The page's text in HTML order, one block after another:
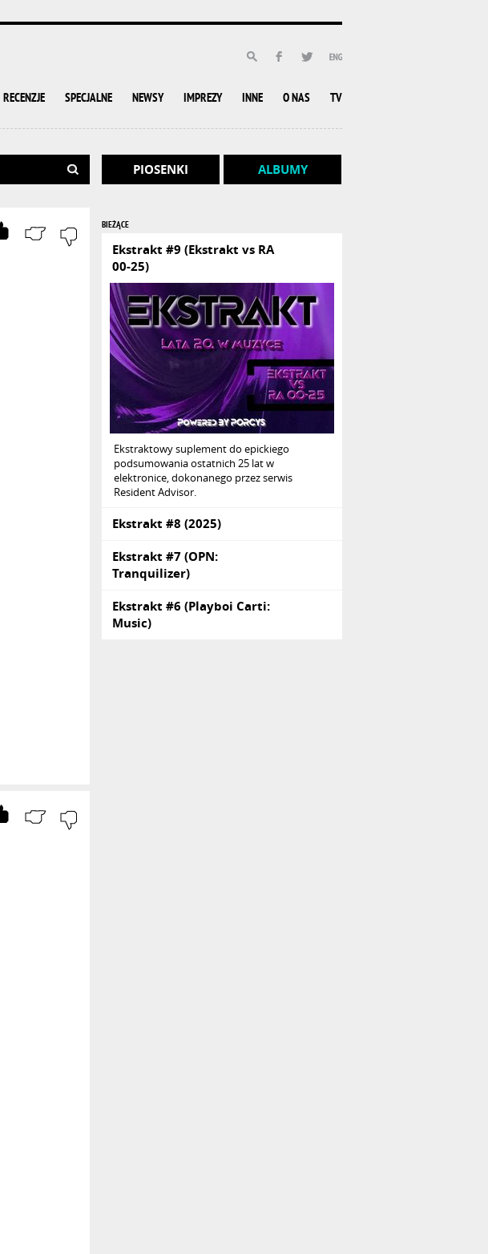
RECENZJE SPECJALNE NEWSY IMPREZY INNE O NAS TV
PIOSENKI ALBUMY
BIEŻĄCE
Ekstrakt #9 (Ekstrakt vs RA
00-25)
Ekstraktowy suplement do epickiego
podsumowania ostatnich 25 lat w
elektronice, dokonanego przez serwis
Resident Advisor.
Ekstrakt #8 (2025)
Ekstrakt #7 (OPN:
Tranquilizer)
Ekstrakt #6 (Playboi Carti:
Music)